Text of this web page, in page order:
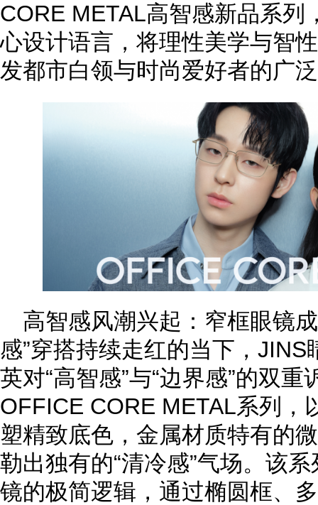
CORE METAL高智感新品系列
心设计语言，将理性美学与智
发都市白领与时尚爱好者的广
高智感风潮兴起：窄框眼镜
感”穿搭持续走红的当下，
英对“高智感”与“边界感”的双
OFFICE CORE METAL系列，
塑精致底色，金属材质特有的
勒出独有的“清冷感”气场。该
镜的极简逻辑，通过椭圆框、